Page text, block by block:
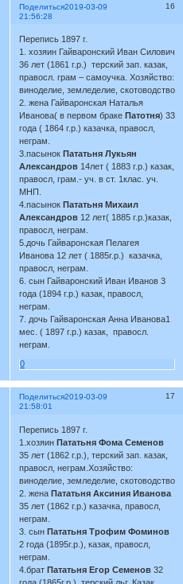
Поделиться 16
2019-03-09
21:56:28
Перепись 1897 г.
1. хозяин Гайваронский Иван Силович
36 лет (1861 г.р.) терский зап. казак,
правосл. грам – самоучка. Хозяйство:
виноделие, земледелие, скотоводство
2. жена Гайваронская Наталья
Иванова( в первом браке Патотня) 33
года ( 1864 г.р.) казачка, правосл,
неграм.
3.пасынок Пататьня Лукьян
Александров 14лет ( 1883 г.р.) казак,
правосл, грам.- уч. в ст. 1клас. уч.
МНП.
4.пасынок Пататьня Михаил
Александров 12 лет( 1885 г.р.)казак,
правосл, неграм.
5.дочь Гайваронская Пелагея
Иванова 12 лет ( 1885г.р.) казачка,
правосл, неграм.
6. сын Гайваронский Иван Иванов 3
года (1894 г.р.) казак, правосл,
неграм.
7. дочь Гайваронская Анна Иванова1
мес. ( 1897 г.р.) казак, правосл.
неграм.
0
Поделиться 17
2019-03-09
21:58:01
Перепись 1897 г.
1.хозяинПататьня Фома Семенов
35 лет (1862 г.р.), терский зап. казак,
правосл, неграм.Хозяйство:
виноделие, земледелие, скотоводство
2. женаПататьня Аксиния Иванова
35 лет (1862 г.р.) казачка, правосл,
неграм.
3. сынПататьня Трофим Фоминов
2 года (1895г.р.), казак, правосл,
неграм.
4.братПататьня Егор Семенов 32